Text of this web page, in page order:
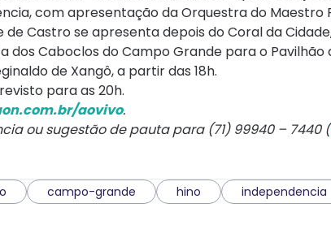
com apresentação da Orquestra do Maestro
Castro se apresenta depois do Coral da
Caboclos do Campo Grande para o Pavilhão
de Xangô, a partir das 18h.
para as 20h.
aovivo.
ou sugestão de pauta para (71) 99940 – 7440 (
campo-grande hino independencia